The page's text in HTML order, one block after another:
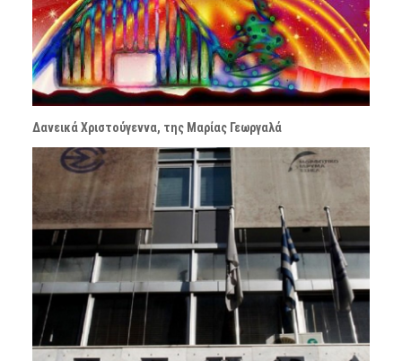
Δανεικά Χριστούγεννα, της Μαρίας Γεωργαλά